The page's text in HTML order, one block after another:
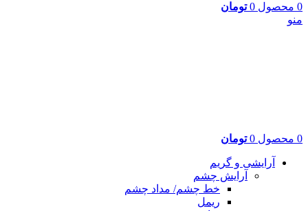
0 محصول 0 تومان
منو
0 محصول 0 تومان
آرایشی و گریم
آرایش چشم
خط چشم/ مداد چشم
ریمل